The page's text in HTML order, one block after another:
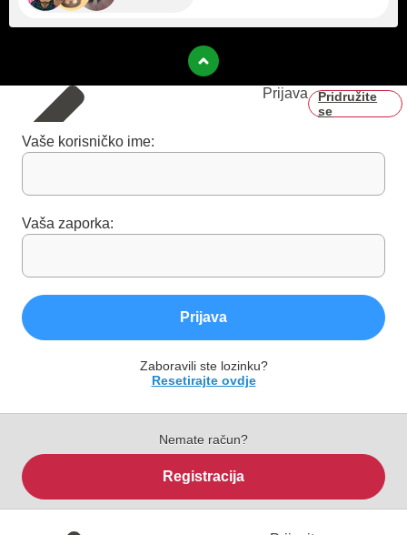
Prijava
Pridružite
se
Vaše korisničko ime:
Vaša zaporka:
Prijava
Zaboravili ste lozinku?
Resetirajte ovdje
Nemate račun?
Registracija